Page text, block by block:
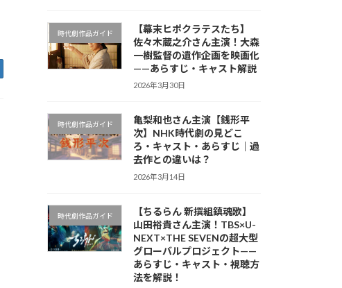
時代劇作品ガイド
【幕末ヒポクラテスたち】
佐々木蔵之介さん主演！大森
一樹監督の遺作企画を映画化
——あらすじ・キャスト解説
2026年3月30日
時代劇作品ガイド
亀梨和也さん主演【銭形平
次】NHK時代劇の見どこ
ろ・キャスト・あらすじ｜過
去作との違いは？
2026年3月14日
時代劇作品ガイド
【ちるらん 新撰組鎮魂歌】
山田裕貴さん主演！TBS×U-
NEXT×THE SEVENの超大型
グローバルプロジェクト——
あらすじ・キャスト・視聴方
法を解説！